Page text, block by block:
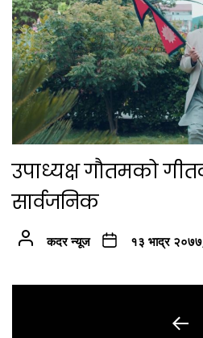
उपाध्यक्ष गौतमको
सार्वजनिक
कदर न्यूज १३ भाद्र